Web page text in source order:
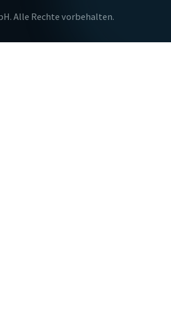
Alle Rechte vorbehalten.